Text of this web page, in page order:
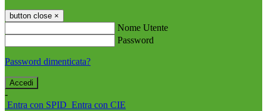
button close ×
Nome Utente
Password
Password dimenticata?
-
Entra con SPID Entra con CIE